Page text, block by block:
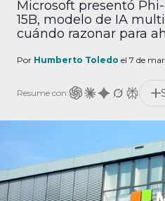
Microsoft presentó
15B, modelo de IA
cuándo razonar para
Por Humberto Toledo el 7 de
Resume con: